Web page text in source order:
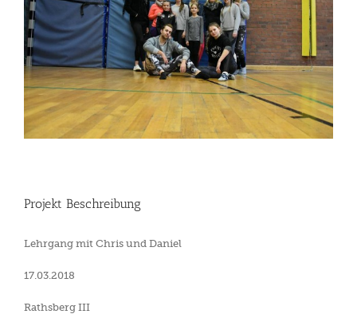
Projekt Beschreibung
Lehrgang mit Chris und Daniel
17.03.2018
Rathsberg III